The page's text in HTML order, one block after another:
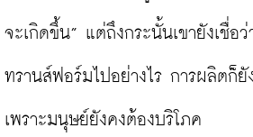
จะเกิดขึ้น” แต่ถึงกระนั้นเขายังเชื่อ
ทรานส์ฟอร์มไปอย่างไร การผลิตก็
เพราะมนุษย์ยังคงต้องบริโภค